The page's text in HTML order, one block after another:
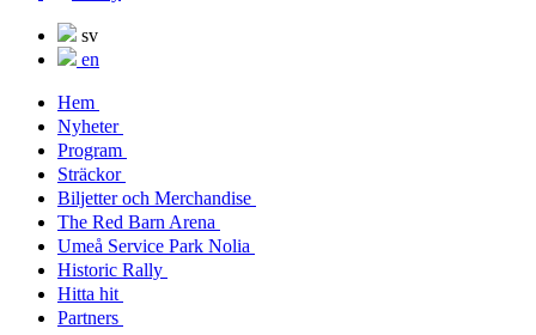
sv
en
Hem
Nyheter
Program
Sträckor
Biljetter och Merchandise
The Red Barn Arena
Umeå Service Park Nolia
Historic Rally
Hitta hit
Partners